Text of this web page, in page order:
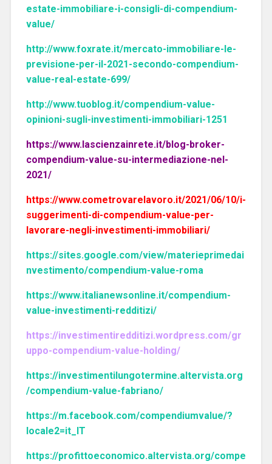
estate-immobiliare-i-consigli-di-compendium-
value/
http://www.foxrate.it/mercato-immobiliare-le-
previsione-per-il-2021-secondo-compendium-
value-real-estate-699/
http://www.tuoblog.it/compendium-value-
opinioni-sugli-investimenti-immobiliari-1251
https://www.lascienzainrete.it/blog-broker-
compendium-value-su-intermediazione-nel-
2021/
https://www.cometrovarelavoro.it/2021/06/10/i-
suggerimenti-di-compendium-value-per-
lavorare-negli-investimenti-immobiliari/
https://sites.google.com/view/materieprimedai
nvestimento/compendium-value-roma
https://www.italianewsonline.it/compendium-
value-investimenti-redditizi/
https://investimentiredditizi.wordpress.com/gr
uppo-compendium-value-holding/
https://investimentilungotermine.altervista.org
/compendium-value-fabriano/
https://m.facebook.com/compendiumvalue/?
locale2=it_IT
https://profittoeconomico.altervista.org/compe